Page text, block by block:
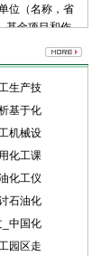
位（名称，省
基金项目和作
目：项目名称
出生年－），
，籍贯，职
分用阿拉伯数
。插图下方应
用三线表，表
4．参考文献
上的文献。其
标注。参考文
87的规
生产技
基于化
机械设
化工课
化工仪
石油化
_中国化
园区走